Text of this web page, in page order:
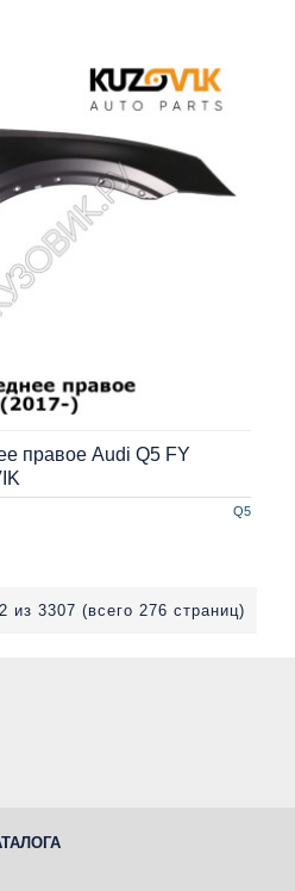
Q5
правое Audi Q5 FY
из 3307 (всего 276 страниц)